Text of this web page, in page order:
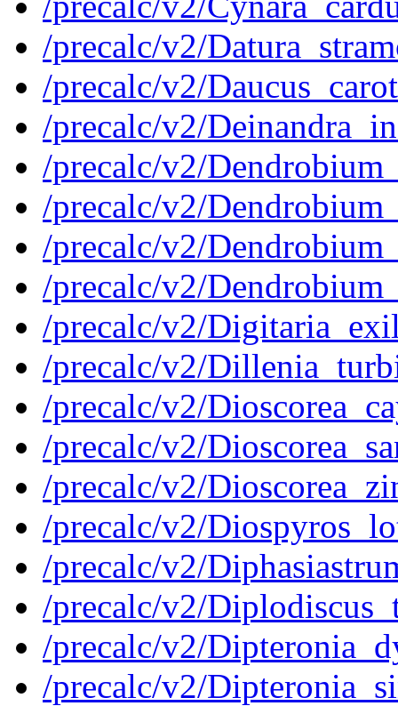
/precalc/v2/
/precalc/v2/
/precalc/v2/
/precalc/v2/
/precalc/v2/
/precalc/v2/
/precalc/v2/
/precalc/v2/
/precalc/v2/
/precalc/v2/
/precalc/v2/
/precalc/v2/
/precalc/v2/
/precalc/v2/
/precalc/v2/
/precalc/v2/
/precalc/v2/